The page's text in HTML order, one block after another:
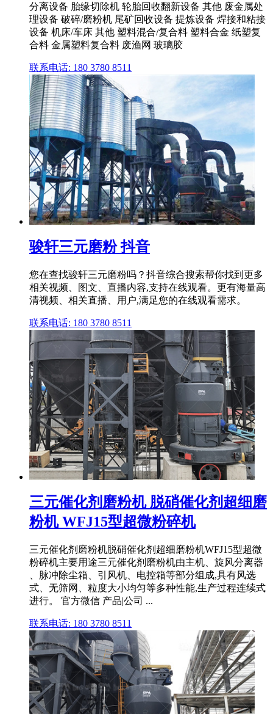
分离设备 胎缘切除机 轮胎回收翻新设备 其他 废金属处
理设备 破碎/磨粉机 尾矿回收设备 提炼设备 焊接和粘接
设备 机床/车床 其他 塑料混合/复合料 塑料合金 纸塑复
合料 金属塑料复合料 废渔网 玻璃胶
联系电话: 180 3780 8511
骏轩三元磨粉 抖音
您在查找骏轩三元磨粉吗？抖音综合搜索帮你找到更多
相关视频、图文、直播内容,支持在线观看。更有海量高
清视频、相关直播、用户,满足您的在线观看需求。
联系电话: 180 3780 8511
三元催化剂磨粉机 脱硝催化剂超细磨
粉机 WFJ15型超微粉碎机
三元催化剂磨粉机脱硝催化剂超细磨粉机WFJ15型超微
粉碎机主要用途三元催化剂磨粉机由主机、旋风分离器
、脉冲除尘箱、引风机、电控箱等部分组成,具有风选
式、无筛网、粒度大小均匀等多种性能,生产过程连续式
进行。 官方微信 产品|公司 ...
联系电话: 180 3780 8511